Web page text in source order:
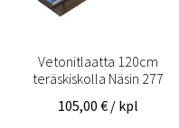
Vetonitlaatta 120cm
teräskiskolla Näsin 277
105,00 € / kpl